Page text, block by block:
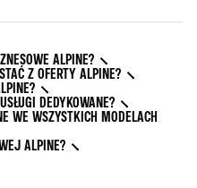
ALPINE?
Z OFERTY ALPINE?
DEDYKOWANE?
WE WSZYSTKICH MODELACH
ALPINE?